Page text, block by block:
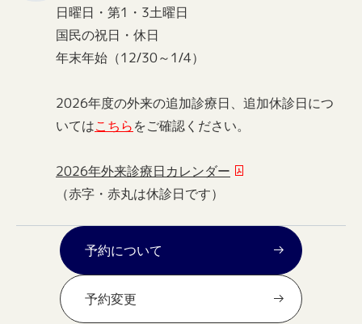
日曜日・第1・3土曜日
国民の祝日・休日
年末年始（12/30～1/4）
2026年度の外来の追加診療日、追加休診日につ
いてはこちらをご確認ください。
2026年外来診療日カレンダー
（赤字・赤丸は休診日です）
予約について
予約変更